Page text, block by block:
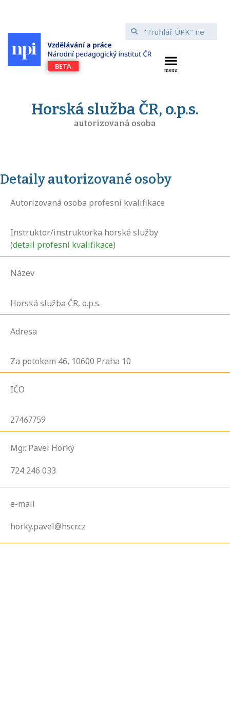
Horská služba ČR, o.p.s.
autorizovaná osoba
Detaily autorizované osoby
Autorizovaná osoba profesní kvalifikace
Instruktor/instruktorka horské služby
(detail profesní kvalifikace)
Název
Horská služba ČR, o.p.s.
Adresa
Za potokem 46, 10600 Praha 10
IČO
27467759
Mgr. Pavel Horký
724 246 033
e-mail
horky.pavel@hscr.cz